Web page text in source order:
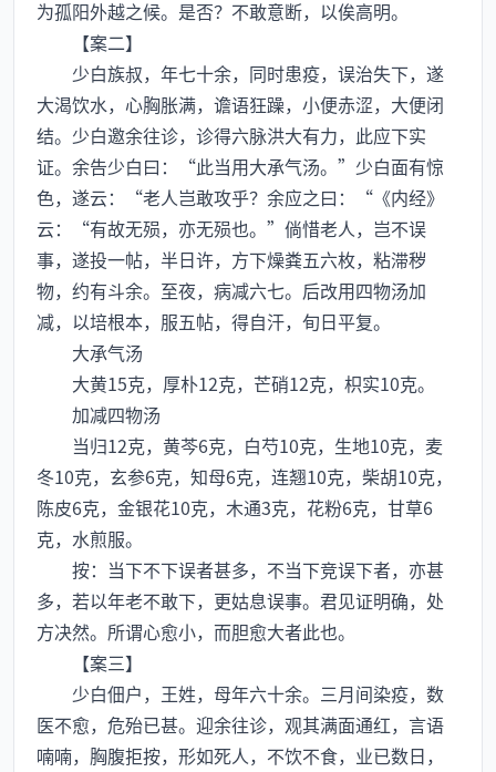
为孤阳外越之候。是否？不敢意断，以俟高明。
【案二】
少白族叔，年七十余，同时患疫，误治失下，遂
大渴饮水，心胸胀满，谵语狂躁，小便赤涩，大便闭
结。少白邀余往诊，诊得六脉洪大有力，此应下实
证。余告少白曰：“此当用大承气汤。”少白面有惊
色，遂云：“老人岂敢攻乎？余应之曰：“《内经》
云：“有故无殒，亦无殒也。”倘惜老人，岂不误
事，遂投一帖，半日许，方下燥粪五六枚，粘滞秽
物，约有斗余。至夜，病减六七。后改用四物汤加
减，以培根本，服五帖，得自汗，旬日平复。
大承气汤
大黄15克，厚朴12克，芒硝12克，枳实10克。
加减四物汤
当归12克，黄芩6克，白芍10克，生地10克，麦
冬10克，玄参6克，知母6克，连翘10克，柴胡10克，
陈皮6克，金银花10克，木通3克，花粉6克，甘草6
克，水煎服。
按：当下不下误者甚多，不当下竞误下者，亦甚
多，若以年老不敢下，更姑息误事。君见证明确，处
方决然。所谓心愈小，而胆愈大者此也。
【案三】
少白佃户，王姓，母年六十余。三月间染疫，数
医不愈，危殆已甚。迎余往诊，观其满面通红，言语
喃喃，胸腹拒按，形如死人，不饮不食，业已数日，